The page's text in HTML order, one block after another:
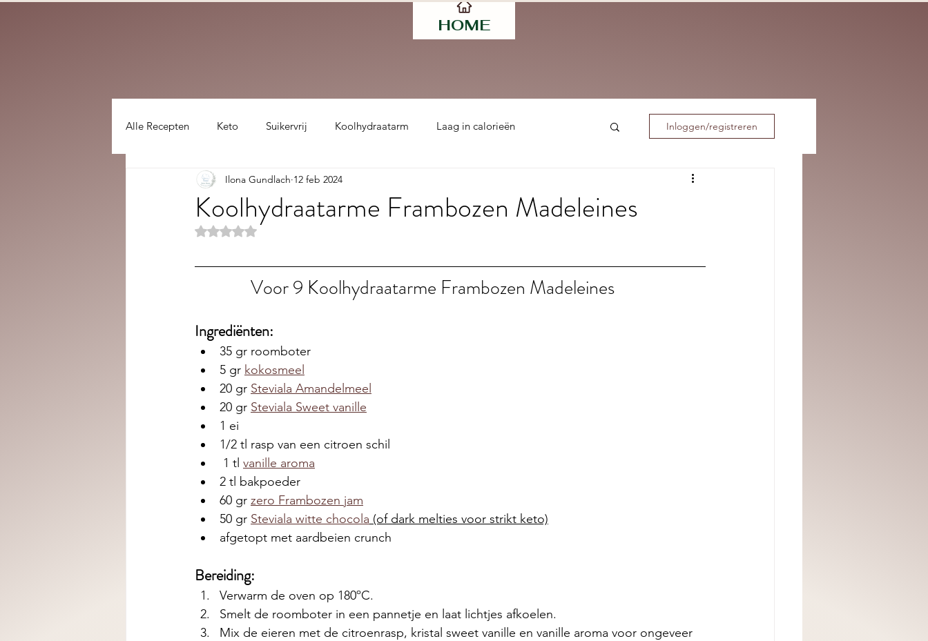
HOME
Alle Recepten Keto Suikervrij Koolhydraatarm Laag in calorieën
Lekker gezellig :) hoofdgerecht
Inloggen/registreren
Koolhydraatarme Frambozen Madeleines
Ilona Gundlach 12 feb 2024
Beoordeeld met NaN uit 5 sterren.
Voor 9 Koolhydraatarme Frambozen Madeleines
Ingrediënten:
35 gr roomboter
5 gr kokosmeel
20 gr Steviala Amandelmeel
20 gr Steviala Sweet vanille
1 ei
1/2 tl rasp van een citroen schil
1 tl vanille aroma
2 tl bakpoeder
60 gr zero Frambozen jam
50 gr Steviala witte chocola (of dark melties voor strikt keto)
afgetopt met aardbeien crunch
Bereiding:
Verwarm de oven op 180ºC.
Smelt de roomboter in een pannetje en laat lichtjes afkoelen.
Mix de eieren met de citroenrasp, kristal sweet vanille en vanille aroma voor ongeveer